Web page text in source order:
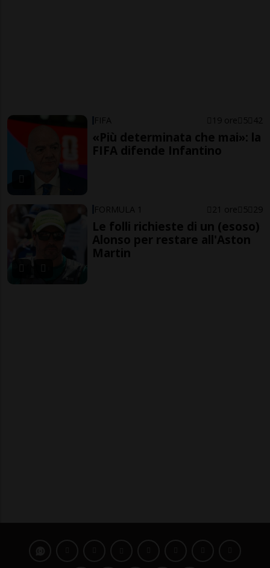
FIFA 19 ore 5 42
«Più determinata che mai»: la
FIFA difende Infantino
FORMULA 1 21 ore 5 29
Le folli richieste di un (esoso)
Alonso per restare all'Aston
Martin